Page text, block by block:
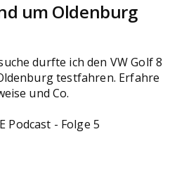
um Oldenburg
durfte ich den VW Golf 8
testfahren. Erfahre
und Co.